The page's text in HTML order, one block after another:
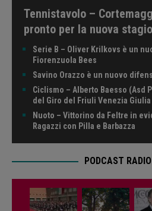
Tennistavolo –
pronto per la nuova
Serie B – Oliver Krilkovs è un
Fiorenzuola Bees
Savino Orazzo è un nuovo
Ciclismo – Alberto Baesso (Asd
del Giro del Friuli Venezia
Nuoto – Vittorino da Feltre in
Ragazzi con Pilla e Barbazza
PODCAST